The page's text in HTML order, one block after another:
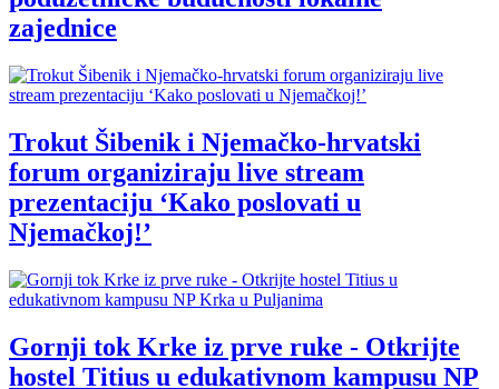
zajednice
Trokut Šibenik i Njemačko-hrvatski
forum organiziraju live stream
prezentaciju ‘Kako poslovati u
Njemačkoj!’
Gornji tok Krke iz prve ruke - Otkrijte
hostel Titius u edukativnom kampusu NP